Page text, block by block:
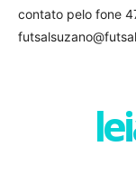
contato pelo fone